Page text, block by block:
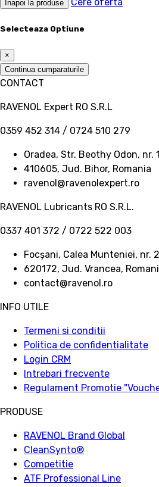
Inapoi la produse Cere oferta
Selecteaza Optiune
×
Continua cumparaturile
CONTACT
RAVENOL Expert RO S.R.L
0359 452 314 / 0724 510 279
Oradea, Str. Beothy Odon, nr.
410605, Jud. Bihor, Romania
ravenol@ravenolexpert.ro
RAVENOL Lubricants RO S.R.L.
0337 401 372 / 0722 522 003
Focșani, Calea Munteniei, nr.
620172, Jud. Vrancea,
contact@ravenol.ro
INFO UTILE
Termeni si conditii
Politica de confidentialitate
Login CRM
Intrebari frecvente
Regulament Promotie
PRODUSE
RAVENOL Brand Global
CleanSynto®
Competitie
ATF Professional Line